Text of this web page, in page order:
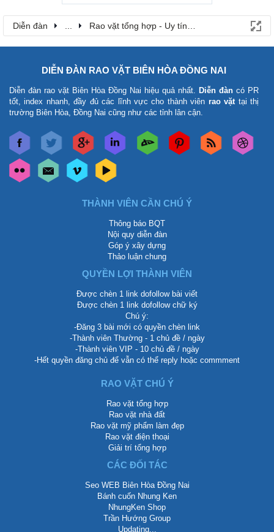
Diễn đàn Rao vặt tổng hợp - Uy tín - Miễn phí
DIỄN ĐÀN RAO VẶT BIÊN HÒA ĐỒNG NAI
Diễn đàn rao vặt Biên Hòa Đồng Nai hiệu quả nhất. Diễn đàn có PR
tốt, index nhanh, đầy đủ các lĩnh vực cho thành viên rao vặt tại thị
trường Biên Hòa, Đồng Nai cũng như các tỉnh lân cận.
THÀNH VIÊN CẦN CHÚ Ý
Thông báo BQT
Nội quy diễn đàn
Góp ý xây dựng
Thảo luận chung
QUYỀN LỢI THÀNH VIÊN
Được chèn 1 link dofollow bài viết
Được chèn 1 link dofollow chữ ký
Chú ý:
-Đăng 3 bài mới có quyền chèn link
-Thành viên Thường - 1 chủ đề / ngày
-Thành viên VIP - 10 chủ đề / ngày
-Hết quyền đăng chủ để vẫn có thể reply hoặc commment
RAO VẶT CHÚ Ý
Rao vặt tổng hợp
Rao vặt nhà đất
Rao vặt mỹ phẩm làm đẹp
Rao vặt điện thoại
Giải trí tổng hợp
CÁC ĐỐI TÁC
Seo WEB Biên Hòa Đồng Nai
Bánh cuốn Nhung Ken
NhungKen Shop
Trần Hướng Group
Updating...